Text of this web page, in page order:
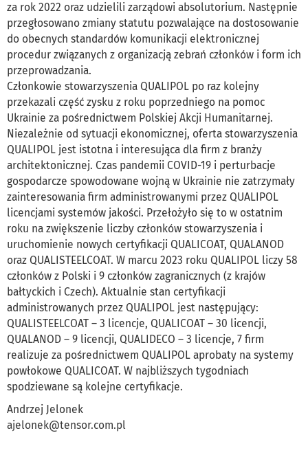
za rok 2022 oraz udzielili zarządowi absolutorium. Następnie
przegłosowano zmiany statutu pozwalające na dostosowanie
do obecnych standardów komunikacji elektronicznej
procedur związanych z organizacją zebrań członków i form ich
przeprowadzania.
Członkowie stowarzyszenia QUALIPOL po raz kolejny
przekazali część zysku z roku poprzedniego na pomoc
Ukrainie za pośrednictwem Polskiej Akcji Humanitarnej.
Niezależnie od sytuacji ekonomicznej, oferta stowarzyszenia
QUALIPOL jest istotna i interesująca dla firm z branży
architektonicznej. Czas pandemii COVID-19 i perturbacje
gospodarcze spowodowane wojną w Ukrainie nie zatrzymały
zainteresowania firm administrowanymi przez QUALIPOL
licencjami systemów jakości. Przełożyło się to w ostatnim
roku na zwiększenie liczby członków stowarzyszenia i
uruchomienie nowych certyfikacji QUALICOAT, QUALANOD
oraz QUALISTEELCOAT. W marcu 2023 roku QUALIPOL liczy 58
członków z Polski i 9 członków zagranicznych (z krajów
bałtyckich i Czech). Aktualnie stan certyfikacji
administrowanych przez QUALIPOL jest następujący:
QUALISTEELCOAT – 3 licencje, QUALICOAT – 30 licencji,
QUALANOD – 9 licencji, QUALIDECO – 3 licencje, 7 firm
realizuje za pośrednictwem QUALIPOL aprobaty na systemy
powłokowe QUALICOAT. W najbliższych tygodniach
spodziewane są kolejne certyfikacje.
Andrzej Jelonek
ajelonek@tensor.com.pl